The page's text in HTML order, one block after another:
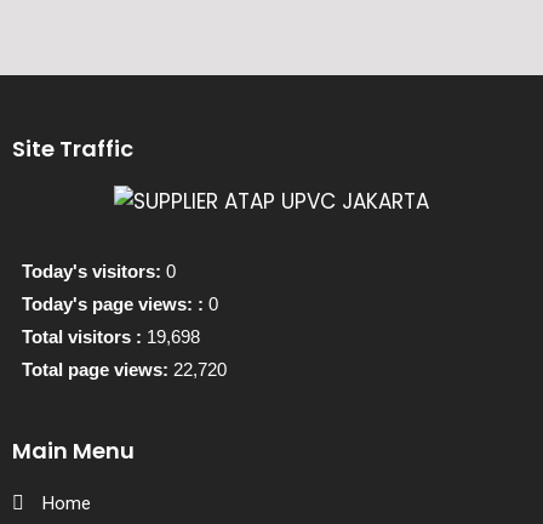
Site Traffic
Today's visitors: 0
Today's page views: : 0
Total visitors : 19,698
Total page views: 22,720
Main Menu
Home